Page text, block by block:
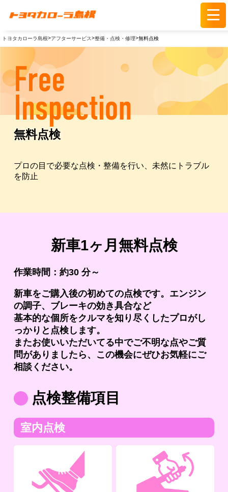
トヨタカローラ島根>アフターサービス>整備・点検・修理>無料点検
無料点検
プロの目で必要な点検・整備を行い、未然にトラブル
を防止
新車1ヶ月無料点検
作業時間：約30 分～
新車をご購入後の初めての点検です。エンジン
の調子、ブレーキの効き具合など
基本的な個所をクルマを知り尽くしたプロがし
っかりと点検します。
またお使いいただいてる中でご不明な点やご質
問がありましたら、この機会にぜひお気軽にご
相談ください。
点検整備項目
室内点検